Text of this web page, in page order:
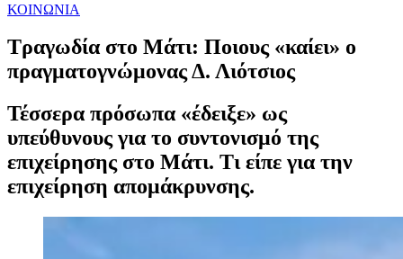
ΚΟΙΝΩΝΙΑ
Τραγωδία στο Μάτι: Ποιους «καίει» ο
πραγματογνώμονας Δ. Λιότσιος
Τέσσερα πρόσωπα «έδειξε» ως
υπεύθυνους για το συντονισμό της
επιχείρησης στο Μάτι. Τι είπε για την
επιχείρηση απομάκρυνσης.